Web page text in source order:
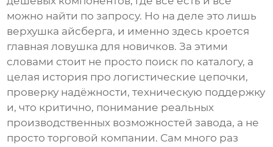
можно найти по запросу. Но на деле это лишь
верхушка айсберга, и именно здесь кроется
главная ловушка для новичков. За этими
словами стоит не просто поиск по каталогу, а
целая история про логистические цепочки,
проверку надёжности, техническую поддержку
и, что критично, понимание реальных
производственных возможностей завода, а не
просто торговой компании. Сам много раз